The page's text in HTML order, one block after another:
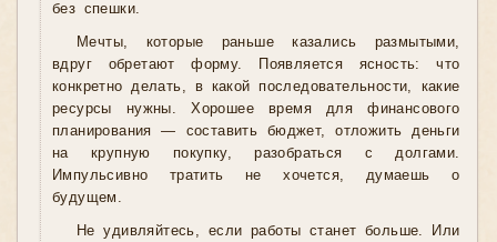
без спешки.
Мечты, которые раньше казались размытыми,
вдруг обретают форму. Появляется ясность: что
конкретно делать, в какой последовательности, какие
ресурсы нужны. Хорошее время для финансового
планирования — составить бюджет, отложить деньги
на крупную покупку, разобраться с долгами.
Импульсивно тратить не хочется, думаешь о
будущем.
Не удивляйтесь, если работы станет больше. Или